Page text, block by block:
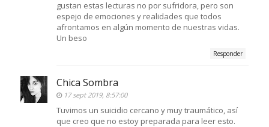
gustan estas lecturas no por sufridora, pero son
espejo de emociones y realidades que todos
afrontamos en algún momento de nuestras vidas.
Un beso
Responder
Chica Sombra
17 sept 2019, 8:57:00
Tuvimos un suicidio cercano y muy traumático, así
que creo que no estoy preparada para leer esto.